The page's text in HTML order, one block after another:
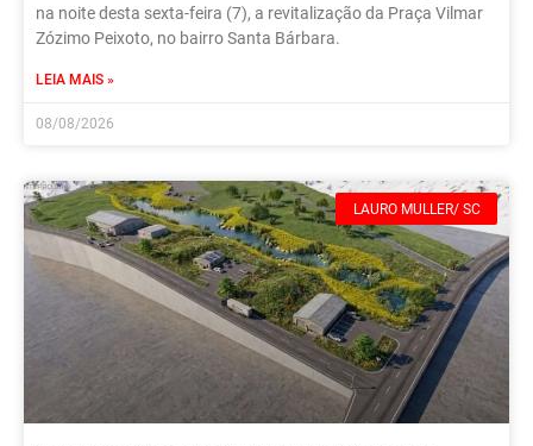
na noite desta sexta-feira (7), a revitalização da Praça Vilmar
Zózimo Peixoto, no bairro Santa Bárbara.
LEIA MAIS »
08/08/2026
LAURO MULLER/ SC